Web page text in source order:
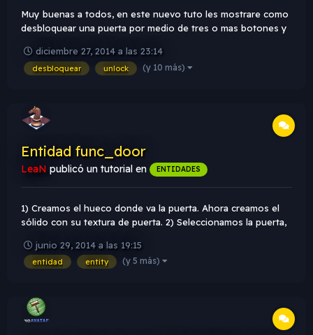
Muy buenas a todos, en este nuevo tuto les mostrare como
desbloquear una puerta por medio de tres o mas botones y
usando mi ejemplo que deje para descargar: Primeramente
hay que explicar el concepto de es...
diciembre 27, 2014 a las 23:14
desbloquear unlock (y 10 más)
Entidad func_door
LeaN publicó un tutorial en ENTIDADES
1) Creamos el hueco donde va la puerta. Ahora creamos el
sólido con su textura de puerta. 2) Seleccionamos la puerta,
Acá dejo sus propiedades mas importantes. Name: Le
ponemos un nombre...
junio 29, 2014 a las 19:15
entidad entity (y 5 más)